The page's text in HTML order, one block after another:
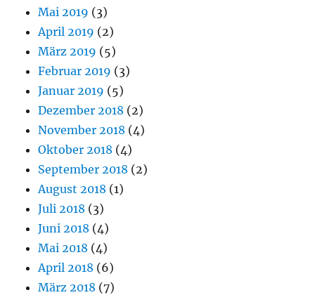
Mai 2019 (3)
April 2019 (2)
März 2019 (5)
Februar 2019 (3)
Januar 2019 (5)
Dezember 2018 (2)
November 2018 (4)
Oktober 2018 (4)
September 2018 (2)
August 2018 (1)
Juli 2018 (3)
Juni 2018 (4)
Mai 2018 (4)
April 2018 (6)
März 2018 (7)